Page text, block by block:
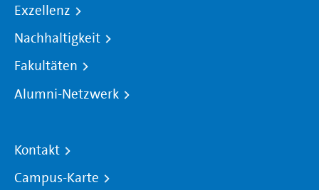
Exzellenz
Nachhaltigkeit
Fakultäten
Alumni-Netzwerk
Kontakt
Campus-Karte